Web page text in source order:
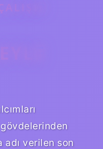
adı verilen son